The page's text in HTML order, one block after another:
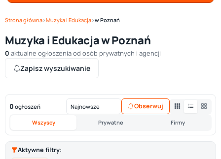
Strona główna›Muzyka i Edukacja›w Poznań
Muzyka i Edukacja w Poznań
0 aktualne ogłoszenia od osób prywatnych i agencji
Zapisz wyszukiwanie
0 ogłoszeń
Wszyscy Prywatne Firmy
Obserwuj
Aktywne filtry: